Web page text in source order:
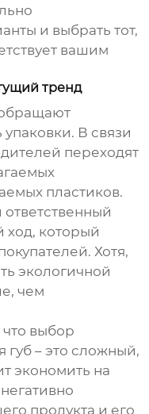
и выбрать тот,
вашим
тренд
В связи
переходят
пластиков.
ответственный
ход, который
Хотя,
экологичной
чем
что выбор
губ – это сложный,
экономить на
продукта и его